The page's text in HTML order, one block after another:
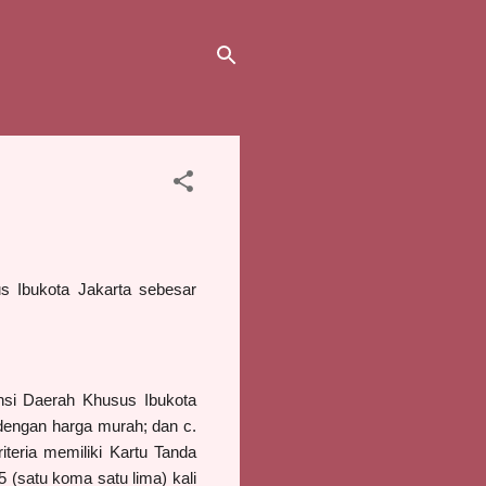
Ibukota Jakarta sebesar
Daerah Khusus Ibukota
harga murah; danc.
memiliki Kartu Tanda
(satu koma satu lima) kali